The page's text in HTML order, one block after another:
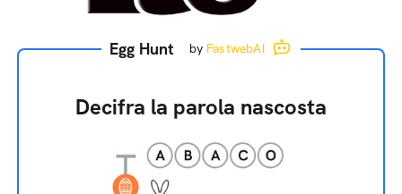
Egg Hunt by FastwebAI
Decifra la parola nascosta